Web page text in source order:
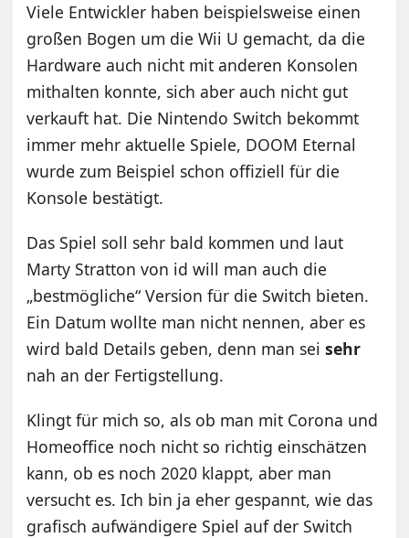
Viele Entwickler haben beispielsweise einen
großen Bogen um die Wii U gemacht, da die
Hardware auch nicht mit anderen Konsolen
mithalten konnte, sich aber auch nicht gut
verkauft hat. Die Nintendo Switch bekommt
immer mehr aktuelle Spiele, DOOM Eternal
wurde zum Beispiel schon offiziell für die
Konsole bestätigt.
Das Spiel soll sehr bald kommen und laut
Marty Stratton von id will man auch die
„bestmögliche“ Version für die Switch bieten.
Ein Datum wollte man nicht nennen, aber es
wird bald Details geben, denn man seisehr
nah an der Fertigstellung.
Klingt für mich so, als ob man mit Corona und
Homeoffice noch nicht so richtig einschätzen
kann, ob es noch 2020 klappt, aber man
versucht es. Ich bin ja eher gespannt, wie das
grafisch aufwändigere Spiel auf der Switch